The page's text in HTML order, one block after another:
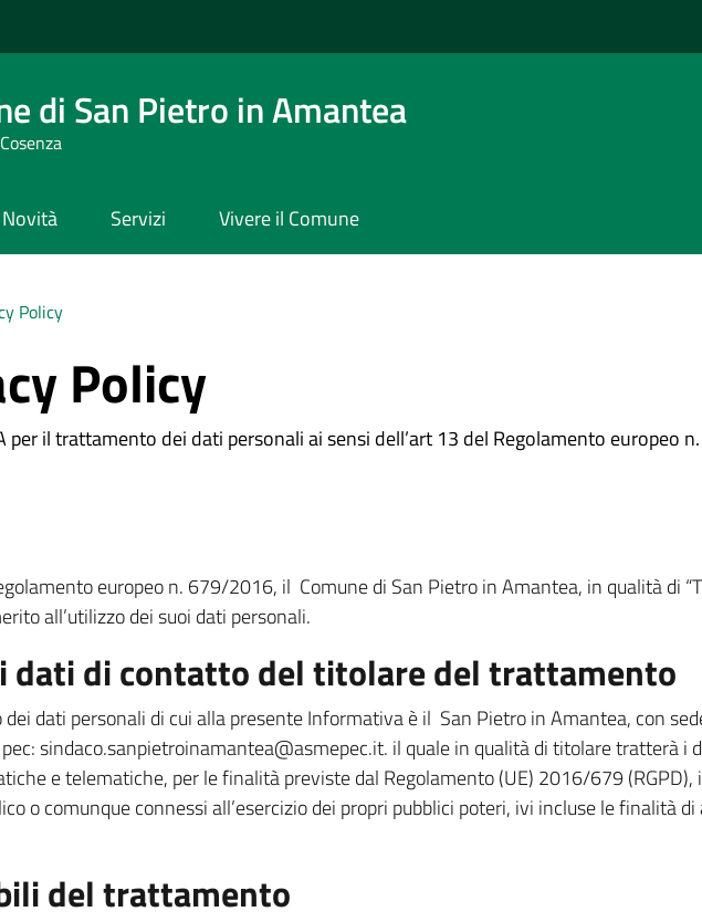
di San Pietro in Amantea
Novità Servizi Vivere il Comune
Policy
Policy
per il trattamento dei dati personali ai sensi dell’art 13 del Regolamento europeo
europeo n. 679/2016, il Comune di San Pietro in Amantea, in qualità di
all’utilizzo dei suoi dati personali.
di contatto del titolare del trattamento
dati personali di cui alla presente Informativa è il San Pietro in Amantea, con
sindaco.sanpietroinamantea@asmepec.it. il quale in qualità di titolare tratterà
e telematiche, per le finalità previste dal Regolamento (UE) 2016/679 (RGPD),
o comunque connessi all’esercizio dei propri pubblici poteri, ivi incluse le finalità
del trattamento